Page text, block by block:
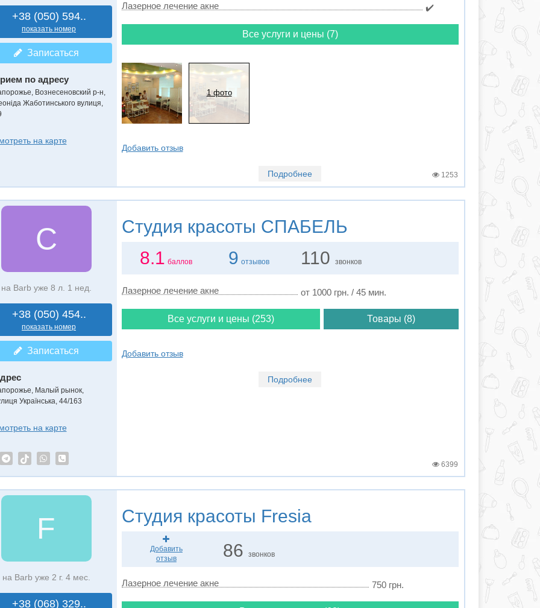
+38 (050) 594..
показать номер
Записаться
по адресу
Вознесеновский р-н,
Жаботинського вулиця,
на карте
Лазерное лечение акне ✔️
Все услуги и цены (7)
1 фото
Добавить отзыв
Подробнее 1253
С
на Barb уже 8 л. 1 нед.
+38 (050) 454..
показать номер
Записаться
Малый рынок,
Українська, 44/163
на карте
Студия красоты СПАБЕЛЬ
8.1 баллов 9 отзывов 110 звонков
Лазерное лечение акне от 1000 грн. / 45 мин.
Все услуги и цены (253) Товары (8)
Добавить отзыв
Подробнее
6399
F
на Barb уже 2 г. 4 мес.
+38 (068) 329..
Студия красоты Fresia
Добавить
отзыв
86 звонков
Лазерное лечение акне 750 грн.